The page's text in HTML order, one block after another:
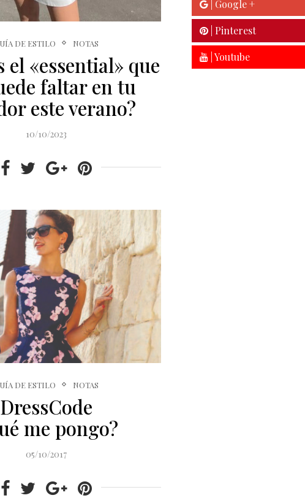
DE ESTILO NOTAS
el «essential» que
faltar en tu
este verano?
10/10/2023
DE ESTILO NOTAS
DressCode
me pongo?
05/10/2017
| Google +
| Pinterest
| Youtube